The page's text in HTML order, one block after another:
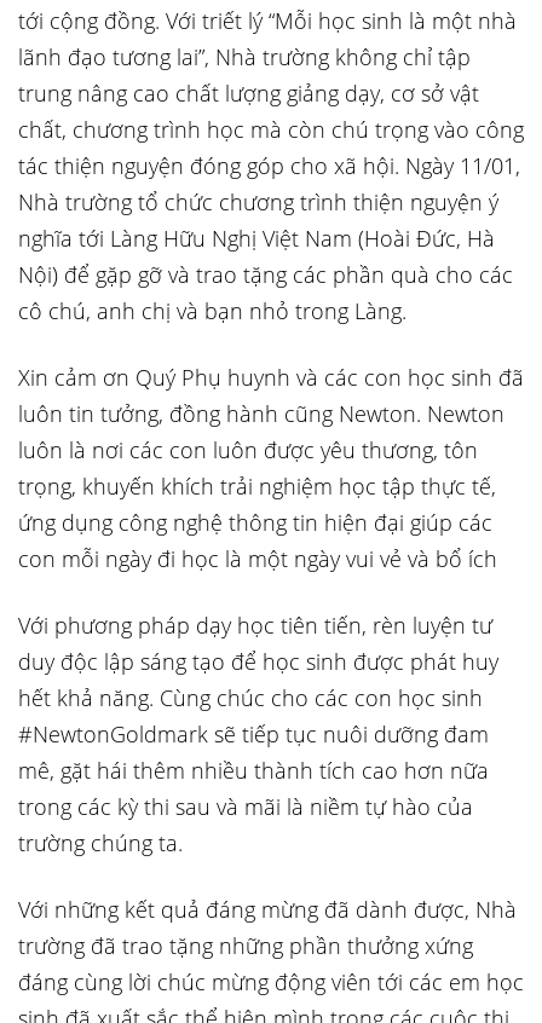
tới cộng đồng. Với triết lý “Mỗi học sinh là một nhà
lãnh đạo tương lai”, Nhà trường không chỉ tập
trung nâng cao chất lượng giảng dạy, cơ sở vật
chất, chương trình học mà còn chú trọng vào công
tác thiện nguyện đóng góp cho xã hội. Ngày 11/01,
Nhà trường tổ chức chương trình thiện nguyện ý
nghĩa tới Làng Hữu Nghị Việt Nam (Hoài Đức, Hà
Nội) để gặp gỡ và trao tặng các phần quà cho các
cô chú, anh chị và bạn nhỏ trong Làng.
Xin cảm ơn Quý Phụ huynh và các con học sinh đã
luôn tin tưởng, đồng hành cũng Newton. Newton
luôn là nơi các con luôn được yêu thương, tôn
trọng, khuyến khích trải nghiệm học tập thực tế,
ứng dụng công nghệ thông tin hiện đại giúp các
con mỗi ngày đi học là một ngày vui vẻ và bổ ích
Với phương pháp dạy học tiên tiến, rèn luyện tư
duy độc lập sáng tạo để học sinh được phát huy
hết khả năng. Cùng chúc cho các con học sinh
#NewtonGoldmark sẽ tiếp tục nuôi dưỡng đam
mê, gặt hái thêm nhiều thành tích cao hơn nữa
trong các kỳ thi sau và mãi là niềm tự hào của
trường chúng ta.
Với những kết quả đáng mừng đã dành được, Nhà
trường đã trao tặng những phần thưởng xứng
đáng cùng lời chúc mừng động viên tới các em học